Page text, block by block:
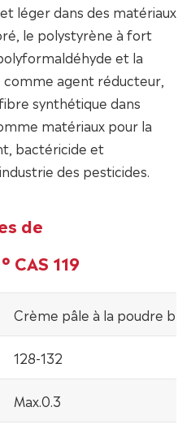
léger dans des matériaux
le polystyrène à fort
et la
comme agent réducteur,
synthétique dans
matériaux pour la
bactéricide et
des pesticides.
de
CAS 119
Crème pâle à la poudre
128-132
Max.0.3